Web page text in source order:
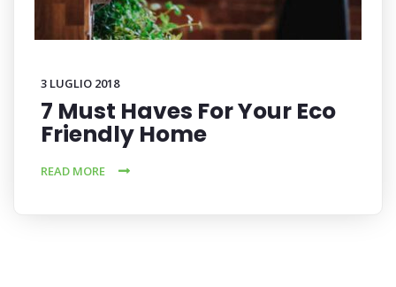
3 LUGLIO 2018
7 Must Haves For Your Eco
Friendly Home
READ MORE